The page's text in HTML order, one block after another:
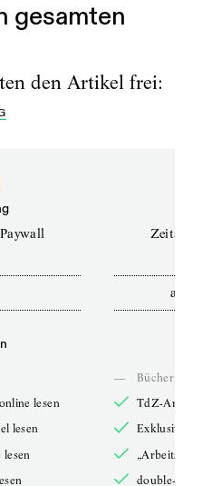
gesamten
den Artikel frei:
lesen
lesen
ab
—
Bücher online
TdZ-Artikel
Exklusive
double-